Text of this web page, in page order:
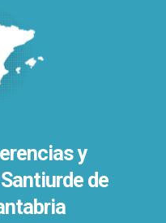
y
Santiurde de